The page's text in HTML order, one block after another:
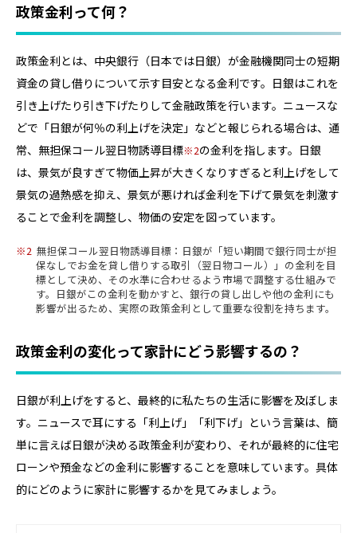
政策金利って何？
政策金利とは、中央銀行（日本では日銀）が金融機関同士の短期
資金の貸し借りについて示す目安となる金利です。日銀はこれを
引き上げたり引き下げたりして金融政策を行います。ニュースな
どで「日銀が何％の利上げを決定」などと報じられる場合は、通
常、無担保コール翌日物誘導目標
2の金利を指します。日銀
は、景気が良すぎて物価上昇が大きくなりすぎると利上げをして
景気の過熱感を抑え、景気が悪ければ金利を下げて景気を刺激す
ることで金利を調整し、物価の安定を図っています。
2 無担保コール翌日物誘導目標：日銀が「短い期間で銀行同士が担
保なしでお金を貸し借りする取引（翌日物コール）」の金利を目
標として決め、その水準に合わせるよう市場で調整する仕組みで
す。日銀がこの金利を動かすと、銀行の貸し出しや他の金利にも
影響が出るため、実際の政策金利として重要な役割を持ちます。
政策金利の変化って家計にどう影響するの？
日銀が利上げをすると、最終的に私たちの生活に影響を及ぼしま
す。ニュースで耳にする「利上げ」「利下げ」という言葉は、簡
単に言えば日銀が決める政策金利が変わり、それが最終的に住宅
ローンや預金などの金利に影響することを意味しています。具体
的にどのように家計に影響するかを見てみましょう。